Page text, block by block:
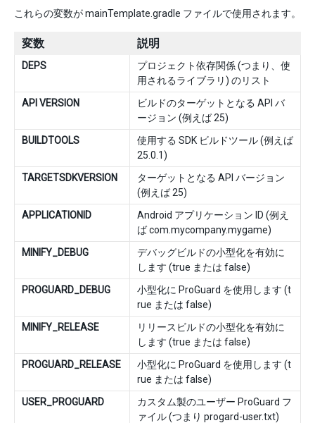
これらの変数が mainTemplate.gradle ファイルで使用されます。
変数 説明
DEPS
プロジェクト依存関係 (つまり、使
用されるライブラリ) のリスト
API VERSION
ビルドのターゲットとなる API バ
ージョン (例えば 25)
BUILDTOOLS
使用する SDK ビルドツール (例えば
25.0.1)
TARGETSDKVERSION
ターゲットとなる API バージョン
(例えば 25)
APPLICATIONID
Android アプリケーション ID (例え
ば com.mycompany.mygame)
MINIFY_DEBUG
デバッグビルドの小型化を有効に
します (true または false)
PROGUARD_DEBUG
小型化に ProGuard を使用します (t
rue または false)
MINIFY_RELEASE
リリースビルドの小型化を有効に
します (true または false)
PROGUARD_RELEASE
小型化に ProGuard を使用します (t
rue または false)
USER_PROGUARD
カスタム製のユーザー ProGuard フ
ァイル (つまり progard-user.txt)